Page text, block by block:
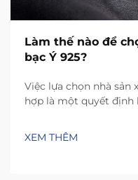
Làm thế nào để
bạc Ý 925?
Việc lựa chọn nhà sản
hợp là một quyết
hiệu và mức độ hài
nhà sản xuất không
XEM THÊM